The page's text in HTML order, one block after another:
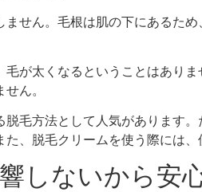
せん。毛根は肌の下にあるた
毛が太くなるということはあり
ん。
毛方法として人気があります
、脱毛クリームを使う際には
しないから安